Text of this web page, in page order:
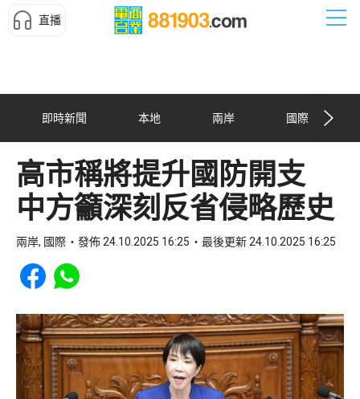
直播
即時新聞 本地 兩岸 國際
高市稱將提升國防開支
中方籲深刻反省侵略歷史
兩岸, 國際 發佈 24.10.2025 16:25 最後更新 24.10.2025 16:25
Share to Facebook
Share to WhatsApp